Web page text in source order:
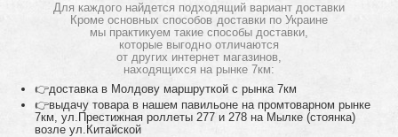
Для каждого найдется подходящий вариант доставки
Кроме основных способов доставки по Украине
мы практикуем такие способы доставки,
которые выгодно отличаются
от других интернет магазинов,
находящихся на рынке 7км:
👉доставка в Молдову маршруткой с рынка 7км
👉выдачу товара в нашем павильоне на промтоварном рынке
7км, ул.Престижная роллеты 277 и 278 на Мылке (стоянка)
возле ул.Китайской